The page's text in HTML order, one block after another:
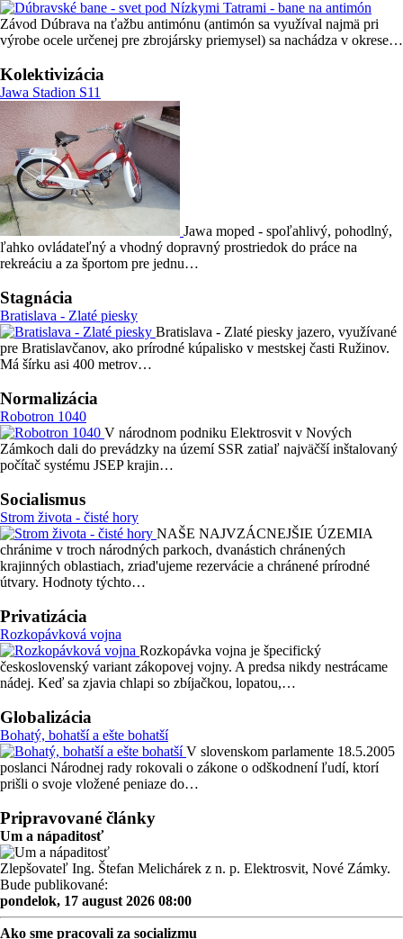
Závod Dúbrava na ťažbu antimónu (antimón sa využíval najmä pri
výrobe ocele určenej pre zbrojársky priemysel) sa nachádza v okrese…
Kolektivizácia
Jawa Stadion S11
Jawa moped - spoľahlivý, pohodlný,
ľahko ovládateľný a vhodný dopravný prostriedok do práce na
rekreáciu a za športom pre jednu…
Stagnácia
Bratislava - Zlaté piesky
Bratislava - Zlaté piesky jazero, využívané
pre Bratislavčanov, ako prírodné kúpalisko v mestskej časti Ružinov.
Má šírku asi 400 metrov…
Normalizácia
Robotron 1040
V národnom podniku Elektrosvit v Nových
Zámkoch dali do prevádzky na území SSR zatiaľ najväčší inštalovaný
počítač systému JSEP krajin…
Socialismus
Strom života - čisté hory
NAŠE NAJVZÁCNEJŠIE ÚZEMIA
chránime v troch národných parkoch, dvanástich chránených
krajinných oblastiach, zriad'ujeme rezervácie a chránené prírodné
útvary. Hodnoty týchto…
Privatizácia
Rozkopávková vojna
Rozkopávka vojna je špecifický
československý variant zákopovej vojny. A predsa nikdy nestrácame
nádej. Keď sa zjavia chlapi so zbíjačkou, lopatou,…
Globalizácia
Bohatý, bohatší a ešte bohatší
V slovenskom parlamente 18.5.2005
poslanci Národnej rady rokovali o zákone o odškodnení ľudí, ktorí
prišli o svoje vložené peniaze do…
Pripravované články
Um a nápaditosť
Zlepšovateľ Ing. Štefan Melichárek z n. p. Elektrosvit, Nové Zámky.
Bude publikované:
pondelok, 17 august 2026 08:00
Ako sme pracovali za socializmu